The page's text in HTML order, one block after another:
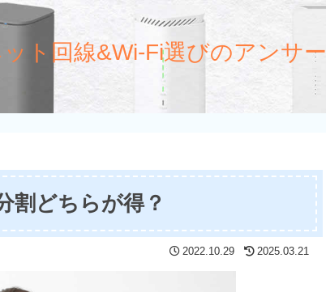
ット回線&Wi-Fi選びのアンサー
割どちらが得？
2022.10.29 2025.03.21